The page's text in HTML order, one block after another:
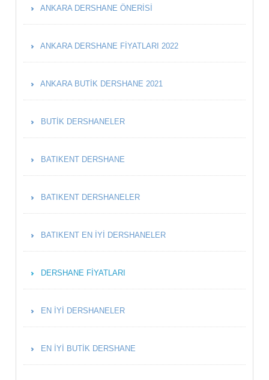
ANKARA DERSHANE ÖNERISI
ANKARA DERSHANE FIYATLARI 2022
ANKARA BUTIK DERSHANE 2021
BUTIK DERSHANELER
BATIKENT DERSHANE
BATIKENT DERSHANELER
BATIKENT EN İYI DERSHANELER
DERSHANE FIYATLARI
EN İYI DERSHANELER
EN İYI BUTIK DERSHANE